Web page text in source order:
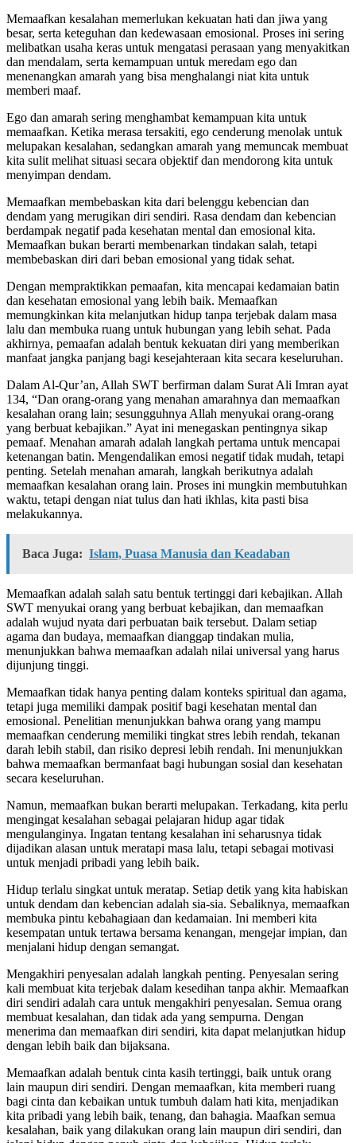
Memaafkan kesalahan memerlukan kekuatan hati dan jiwa yang
besar, serta keteguhan dan kedewasaan emosional. Proses ini sering
melibatkan usaha keras untuk mengatasi perasaan yang menyakitkan
dan mendalam, serta kemampuan untuk meredam ego dan
menenangkan amarah yang bisa menghalangi niat kita untuk
memberi maaf.
Ego dan amarah sering menghambat kemampuan kita untuk
memaafkan. Ketika merasa tersakiti, ego cenderung menolak untuk
melupakan kesalahan, sedangkan amarah yang memuncak membuat
kita sulit melihat situasi secara objektif dan mendorong kita untuk
menyimpan dendam.
Memaafkan membebaskan kita dari belenggu kebencian dan
dendam yang merugikan diri sendiri. Rasa dendam dan kebencian
berdampak negatif pada kesehatan mental dan emosional kita.
Memaafkan bukan berarti membenarkan tindakan salah, tetapi
membebaskan diri dari beban emosional yang tidak sehat.
Dengan mempraktikkan pemaafan, kita mencapai kedamaian batin
dan kesehatan emosional yang lebih baik. Memaafkan
memungkinkan kita melanjutkan hidup tanpa terjebak dalam masa
lalu dan membuka ruang untuk hubungan yang lebih sehat. Pada
akhirnya, pemaafan adalah bentuk kekuatan diri yang memberikan
manfaat jangka panjang bagi kesejahteraan kita secara keseluruhan.
Dalam Al-Qur’an, Allah SWT berfirman dalam Surat Ali Imran ayat
134, “Dan orang-orang yang menahan amarahnya dan memaafkan
kesalahan orang lain; sesungguhnya Allah menyukai orang-orang
yang berbuat kebajikan.” Ayat ini menegaskan pentingnya sikap
pemaaf. Menahan amarah adalah langkah pertama untuk mencapai
ketenangan batin. Mengendalikan emosi negatif tidak mudah, tetapi
penting. Setelah menahan amarah, langkah berikutnya adalah
memaafkan kesalahan orang lain. Proses ini mungkin membutuhkan
waktu, tetapi dengan niat tulus dan hati ikhlas, kita pasti bisa
melakukannya.
Baca Juga: Islam, Puasa Manusia dan Keadaban
Memaafkan adalah salah satu bentuk tertinggi dari kebajikan. Allah
SWT menyukai orang yang berbuat kebajikan, dan memaafkan
adalah wujud nyata dari perbuatan baik tersebut. Dalam setiap
agama dan budaya, memaafkan dianggap tindakan mulia,
menunjukkan bahwa memaafkan adalah nilai universal yang harus
dijunjung tinggi.
Memaafkan tidak hanya penting dalam konteks spiritual dan agama,
tetapi juga memiliki dampak positif bagi kesehatan mental dan
emosional. Penelitian menunjukkan bahwa orang yang mampu
memaafkan cenderung memiliki tingkat stres lebih rendah, tekanan
darah lebih stabil, dan risiko depresi lebih rendah. Ini menunjukkan
bahwa memaafkan bermanfaat bagi hubungan sosial dan kesehatan
secara keseluruhan.
Namun, memaafkan bukan berarti melupakan. Terkadang, kita perlu
mengingat kesalahan sebagai pelajaran hidup agar tidak
mengulanginya. Ingatan tentang kesalahan ini seharusnya tidak
dijadikan alasan untuk meratapi masa lalu, tetapi sebagai motivasi
untuk menjadi pribadi yang lebih baik.
Hidup terlalu singkat untuk meratap. Setiap detik yang kita habiskan
untuk dendam dan kebencian adalah sia-sia. Sebaliknya, memaafkan
membuka pintu kebahagiaan dan kedamaian. Ini memberi kita
kesempatan untuk tertawa bersama kenangan, mengejar impian, dan
menjalani hidup dengan semangat.
Mengakhiri penyesalan adalah langkah penting. Penyesalan sering
kali membuat kita terjebak dalam kesedihan tanpa akhir. Memaafkan
diri sendiri adalah cara untuk mengakhiri penyesalan. Semua orang
membuat kesalahan, dan tidak ada yang sempurna. Dengan
menerima dan memaafkan diri sendiri, kita dapat melanjutkan hidup
dengan lebih baik dan bijaksana.
Memaafkan adalah bentuk cinta kasih tertinggi, baik untuk orang
lain maupun diri sendiri. Dengan memaafkan, kita memberi ruang
bagi cinta dan kebaikan untuk tumbuh dalam hati kita, menjadikan
kita pribadi yang lebih baik, tenang, dan bahagia. Maafkan semua
kesalahan, baik yang dilakukan orang lain maupun diri sendiri, dan